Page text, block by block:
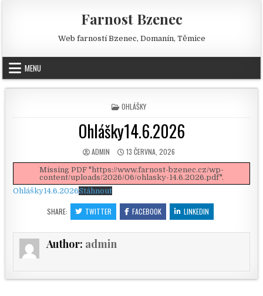
Farnost Bzenec
Web farností Bzenec, Domanín, Těmice
MENU
POSTED IN
OHLÁŠKY
Ohlášky14.6.2026
AUTHOR:
ADMIN PUBLISHED DATE:
13 ČERVNA, 2026
Missing PDF "https://www.farnost-bzenec.cz/wp-
content/uploads/2026/06/ohlasky-14.6.2026.pdf".
Ohlášky14.6.2026Stáhnout
SHARE: TWITTER FACEBOOK LINKEDIN
Author: admin